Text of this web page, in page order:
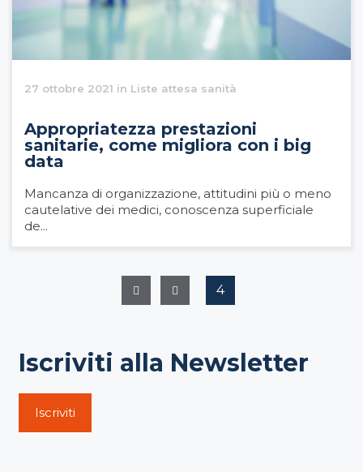
27 ottobre 2021 in Liste attesa sanità
Appropriatezza prestazioni
sanitarie, come migliora con i big
data
Mancanza di organizzazione, attitudini più o meno
cautelative dei medici, conoscenza superficiale
de...
4
Iscriviti alla Newsletter
Iscriviti